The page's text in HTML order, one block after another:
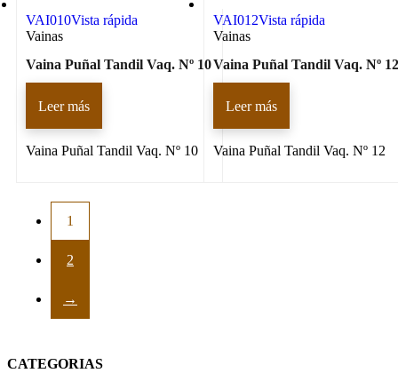
VAI010Vista rápida
Vainas
Vaina Puñal Tandil Vaq. Nº 10
Leer más
Vaina Puñal Tandil Vaq. Nº 10
VAI012Vista rápida
Vainas
Vaina Puñal Tandil Vaq. Nº 12
Leer más
Vaina Puñal Tandil Vaq. Nº 12
1
2
→
CATEGORIAS